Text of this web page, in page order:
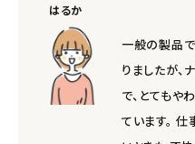
はるか
一般の製品
りましたが、
で、とても
ています。